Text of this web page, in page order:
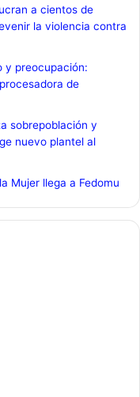
a cientos de
la violencia contra
y preocupación:
de
sobrepoblación y
nuevo plantel al
Mujer llega a Fedomu